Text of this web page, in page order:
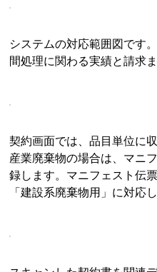
システムの対応範囲図です
間処理に関わる実績と請求
契約画面では、品目単位に
産業廃棄物の場合は、マニ
録します。マニフェスト伝
「建設系廃棄物用」に対応